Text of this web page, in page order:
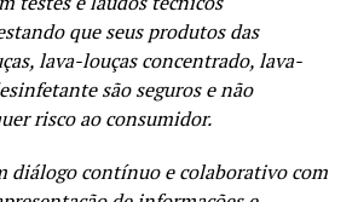
que seus produtos das
lava-louças concentrado, lava-
são seguros e não
risco ao consumidor.
diálogo contínuo e colaborativo com